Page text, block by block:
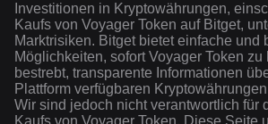
Investitionen in Kryptowährungen,
Kaufs von Voyager Token auf Bitget,
Marktrisiken. Bitget bietet einfache und
Möglichkeiten, sofort Voyager Token zu
bestrebt, transparente Informationen
Plattform verfügbaren
Wir sind jedoch nicht verantwortlich für